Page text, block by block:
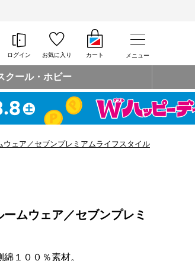
ログイン お気に入り カート メニュー
クール・ホビー
ェア／セブンプレミアムライフスタイル
ムウェア／セブンプレミ
１００％素材。